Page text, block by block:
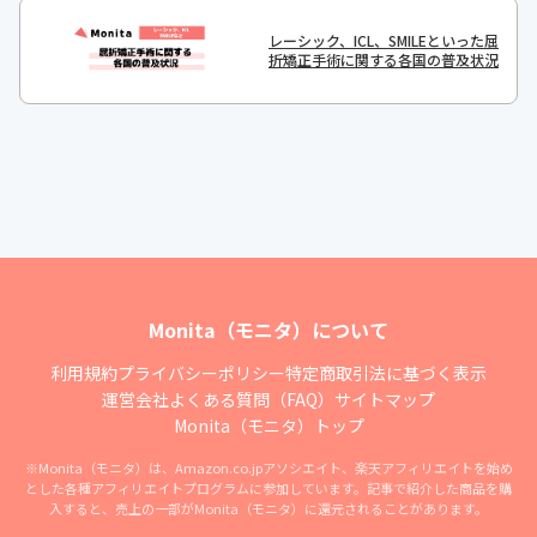
レーシック、ICL、SMILEといった屈
折矯正手術に関する各国の普及状況
Monita（モニタ）について
利用規約プライバシーポリシー特定商取引法に基づく表示
運営会社よくある質問（FAQ） サイトマップ
Monita（モニタ）トップ
※Monita（モニタ）は、Amazon.co.jpアソシエイト、楽天アフィリエイトを始め
とした各種アフィリエイトプログラムに参加しています。記事で紹介した商品を購
入すると、売上の一部がMonita（モニタ）に還元されることがあります。